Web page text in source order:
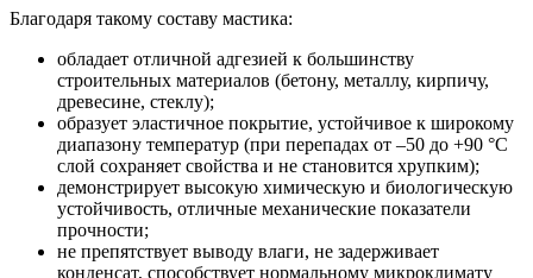
Благодаря такому составу мастика:
обладает отличной адгезией к большинству
строительных материалов (бетону, металлу, кирпичу,
древесине, стеклу);
образует эластичное покрытие, устойчивое к широкому
диапазону температур (при перепадах от –50 до +90 °С
слой сохраняет свойства и не становится хрупким);
демонстрирует высокую химическую и биологическую
устойчивость, отличные механические показатели
прочности;
не препятствует выводу влаги, не задерживает
конденсат, способствует нормальному микроклимату